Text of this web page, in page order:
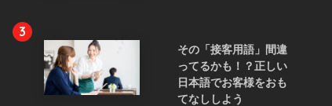
3
その「接客用語」間違
ってるかも！？正しい
日本語でお客様をおも
てなししよう